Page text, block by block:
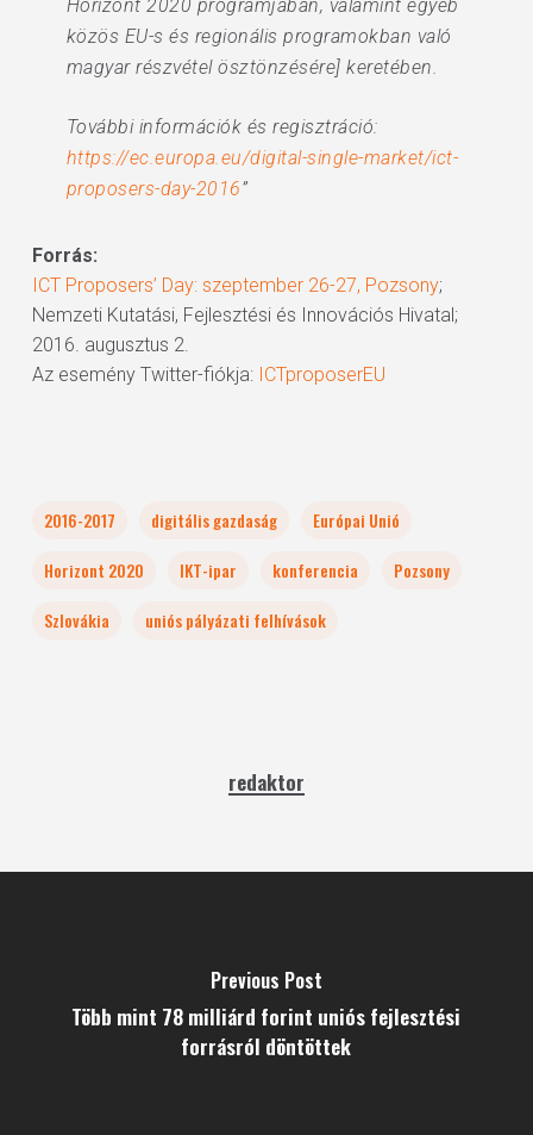
Horizont 2020 programjában, valamint egyéb
közös EU-s és regionális programokban való
magyar részvétel ösztönzésére] keretében.
További információk és regisztráció:
https://ec.europa.eu/digital-single-market/ict-
proposers-day-2016”
Forrás:
ICT Proposers’ Day: szeptember 26-27, Pozsony;
Nemzeti Kutatási, Fejlesztési és Innovációs Hivatal;
2016. augusztus 2.
Az esemény Twitter-fiókja: ICTproposerEU
2016-2017 digitális gazdaság
Európai Unió
Horizont 2020
IKT-ipar konferencia
Pozsony
Szlovákia
uniós pályázati felhívások
redaktor
Previous Post
Több mint 78 milliárd forint uniós fejlesztési
forrásról döntöttek